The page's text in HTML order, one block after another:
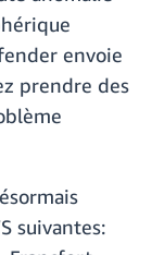
envoie
prendre des
suivantes: